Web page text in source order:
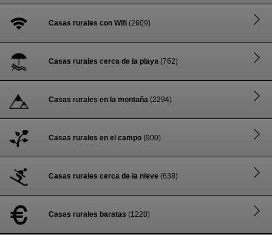
Casas rurales con Wifi (2609)
Casas rurales cerca de la playa (762)
Casas rurales en la montaña (2294)
Casas rurales en el campo (900)
Casas rurales cerca de la nieve (638)
Casas rurales baratas (1220)